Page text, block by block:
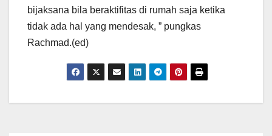
bijaksana bila beraktifitas di rumah saja ketika
tidak ada hal yang mendesak, ” pungkas
Rachmad.(ed)